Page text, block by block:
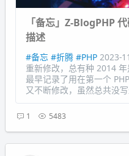
「备忘」Z-BlogPHP
描述
#备忘 #折腾 #PHP 2023-
重新修改，总有种 2014
最早记录了用在第一个
又不断修改，虽然总共没
1 5483